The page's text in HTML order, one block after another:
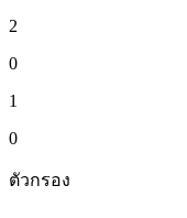
2
0
1
0
ตัวกรอง